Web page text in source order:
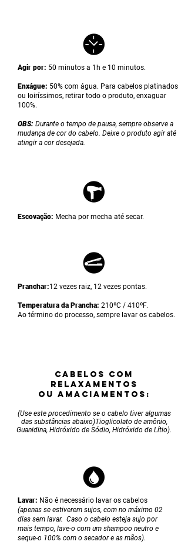
Agir por: 50 minutos a 1h e 10 minutos.
Enxágue: 50% com água. Para cabelos platinados
ou loiríssimos, retirar todo o produto, enxaguar
100%.
OBS: Durante o tempo de pausa, sempre observe a
mudança de cor do cabelo. Deixe o produto agir até
atingir a cor desejada.
Escovação: Mecha por mecha até secar.
Pranchar:12 vezes raiz, 12 vezes pontas.
Temperatura da Prancha: 210ºC / 410ºF.
Ao término do processo, sempre lavar os cabelos.
CABELOS COM
RELAXAMENTOS
OU AMACIAMENTOS:
(Use este procedimento se o cabelo tiver algumas
das substâncias abaixo)Tioglicolato de amônio,
Guanidina, Hidróxido de Sódio, Hidróxido de Lítio).
Lavar: Não é necessário lavar os cabelos
(apenas se estiverem sujos, com no máximo 02
dias sem lavar. Caso o cabelo esteja sujo por
mais tempo, lave-o com um shampoo neutro e
seque-o 100% com o secador e as mãos).